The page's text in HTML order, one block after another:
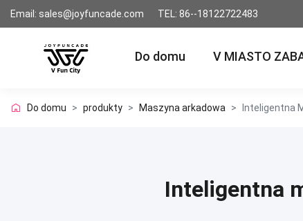
Email: sales@joyfuncade.com TEL: 86--18122722483
Do domu V MIASTO
Do domu > produkty > Maszyna arkadowa > Inteligentna
Inteligentna